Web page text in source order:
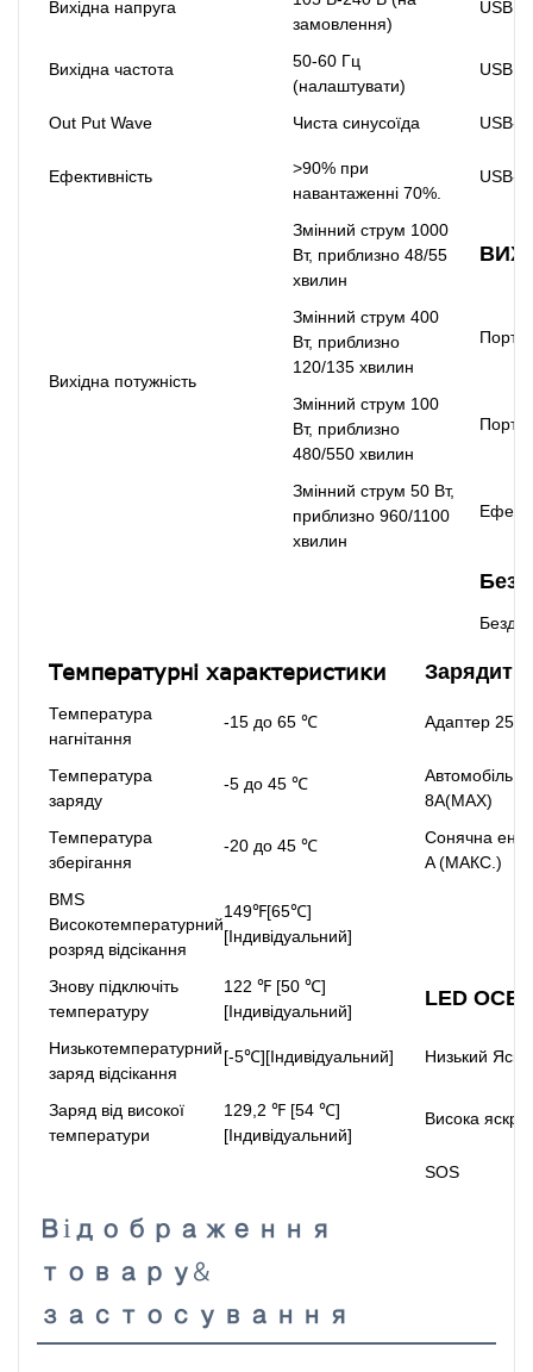
Вихідна напруга
замовлення)
USB 1
Вихідна частота
50-60 Гц
(налаштувати)
USB 2
Out Put Wave Чиста синусоїда USB-
Ефективність
>90% при
навантаженні 70%.
USB-
Вихідна потужність
Змінний струм 1000
Вт, приблизно 48/55
хвилин
Змінний струм 400
Вт, приблизно
120/135 хвилин
Порт
Змінний струм 100
Вт, приблизно
480/550 хвилин
Порт
Змінний струм 50 Вт,
приблизно 960/1100
хвилин
Температурні характеристики Зарядити
Температура
нагнітання
-15 до 65 ℃ Адаптер 25V
Температура
заряду
-5 до 45 ℃
Автомобіль
8A(MAX)
Температура
зберігання
-20 до 45 ℃
Сонячна
A (МАКС.)
BMS
Високотемпературний
розряд відсікання
149℉[65℃]
[Індивідуальний]
Знову підключіть
температуру
122 ℉ [50 ℃]
[Індивідуальний]
LED
Низькотемпературний
заряд відсікання
[-5℃][Індивідуальний] Низький
Заряд від високої
температури
129,2 ℉ [54 ℃]
[Індивідуальний]
Висока
SOS
Відображення
товару&
застосування